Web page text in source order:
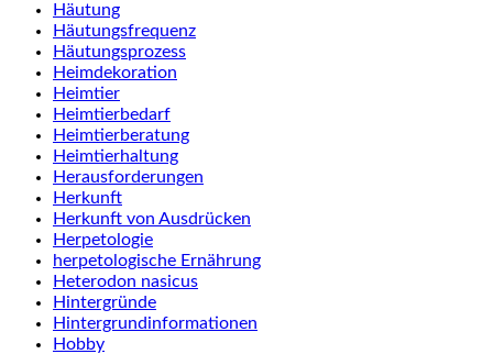
Häutung
Häutungsfrequenz
Häutungsprozess
Heimdekoration
Heimtier
Heimtierbedarf
Heimtierberatung
Heimtierhaltung
Herausforderungen
Herkunft
Herkunft von Ausdrücken
Herpetologie
herpetologische Ernährung
Heterodon nasicus
Hintergründe
Hintergrundinformationen
Hobby